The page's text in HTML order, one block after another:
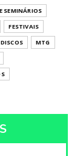
SEMINÁRIOS
FESTIVAIS
MTG